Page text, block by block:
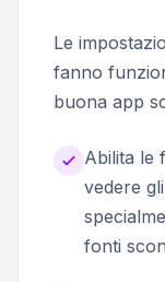
Le
fanno
buona app
Abilita le
vedere
fonti